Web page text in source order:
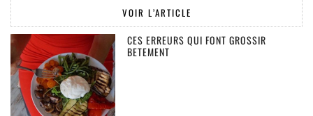
VOIR L’ARTICLE
CES ERREURS QUI FONT GROSSIR
BETEMENT